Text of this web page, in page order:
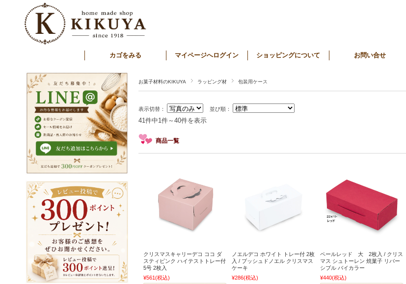
カゴをみる マイページへログイン ショッピングについて お問い合せ
お菓子材料のKIKUYA ラッピング材 包装用ケース
表示切替： 並び順：
41件中1件～40件を表示
商品一覧
クリスマスキャリーデコ ココ ダ
スティピンク ハイテストトレー付
5号 2枚入
¥561(税込)
ノエルデコ ホワイト トレー付 2枚
入 / ブッシュドノエル クリスマス
ケーキ
¥286(税込)
ペールレッド 大 2枚入 / クリス
マス シュトーレン 焼菓子 リバー
シブル バイカラー
¥440(税込)